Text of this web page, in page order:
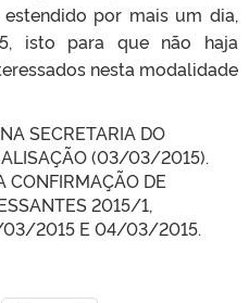
por mais um dia,
isto para que não haja
nesta modalidade
SECRETARIA DO
(03/03/2015).
CONFIRMAÇÃO DE
2015/1,
03/2015 E 04/03/2015.